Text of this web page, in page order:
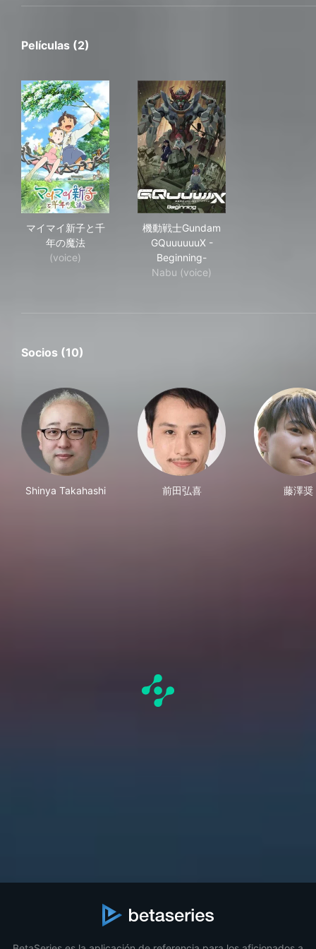
Películas (2)
マイマイ新子と千
年の魔法
(voice)
機動戦士Gundam
GQuuuuuuX -
Beginning-
Nabu (voice)
Socios (10)
Shinya Takahashi 前田弘喜 藤澤奨